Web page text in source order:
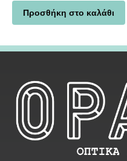
Προσθήκη στο καλάθι